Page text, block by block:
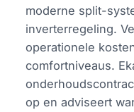
moderne split-
inverterregeling.
operationele
comfortniveaus.
op en adviseert